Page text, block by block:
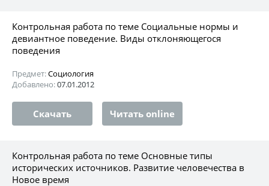
Контрольная работа по теме Социальные нормы и
девиантное поведение. Виды отклоняющегося
поведения
Предмет:Социология
Добавлено:07.01.2012
Скачать Читать online
Контрольная работа по теме Основные типы
исторических источников. Развитие человечества в
Новое время